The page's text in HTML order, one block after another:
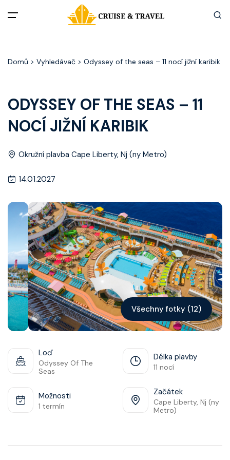
Akční nabídky
Destinace
Zážitky z plaveb
Užitečné informace
Často kladené otázky
Články
Kontakt
Vyhledat plavbu
Domů > Vyhledávač > Odyssey of the seas – 11 nocí jižní karibik
ODYSSEY OF THE SEAS – 11
NOCÍ JIŽNÍ KARIBIK
Okružní plavba Cape Liberty, Nj (ny Metro)
14.01.2027
Všechny fotky (12)
Loď
Odyssey Of The
Seas
Délka plavby
11 nocí
Možnosti
1 termín
Začátek
Cape Liberty, Nj (ny
Metro)